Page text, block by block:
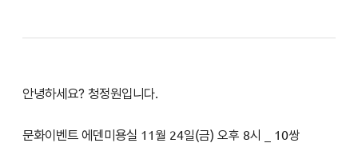
안녕하세요? 청정원입니다.
문화이벤트 에덴미용실 11 월 24일(금) 오후 8시
_ 10쌍